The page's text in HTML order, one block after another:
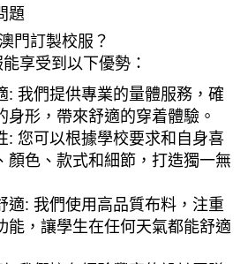
題
門訂製校服？
享受到以下優勢：
: 我們提供專業的量體服務，確
身形，帶來舒適的穿着體驗。
: 您可以根據學校要求和自身喜
顏色、款式和細節，打造獨一無
適: 我們使用高品質布料，注重
能，讓學生在任何天氣都能舒適